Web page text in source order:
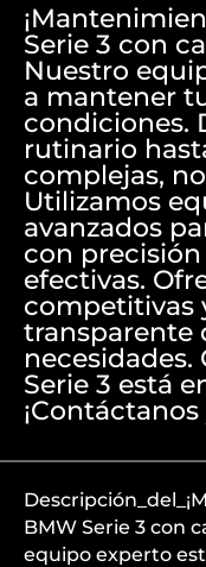
Serie 3 con
Nuestro
a mantener
condiciones.
rutinario
complejas,
Utilizamos
avanzados
con
efectivas.
competitivas
transparente
Serie 3 está
BMW Serie 3 con
equipo experto